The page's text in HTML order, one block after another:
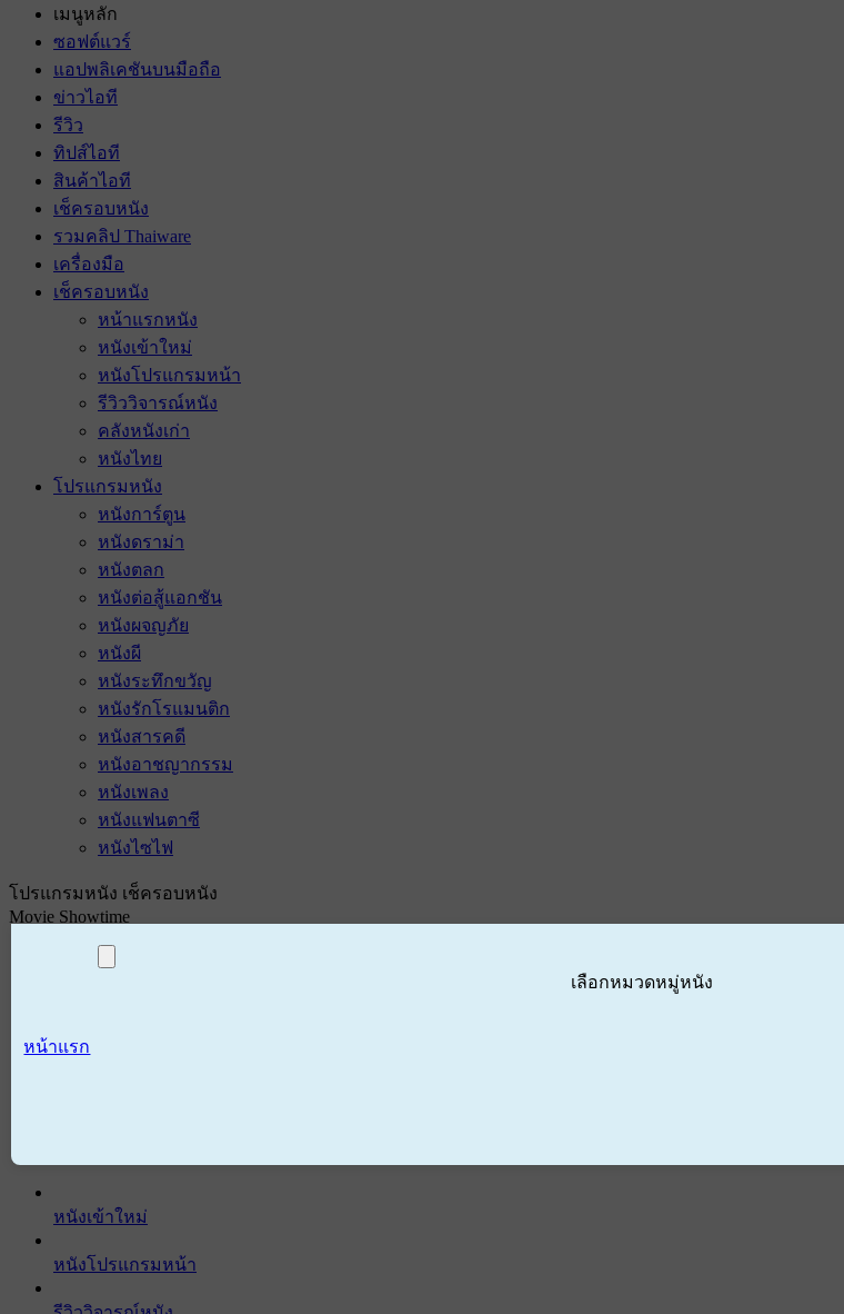
เมนูหลัก
ซอฟต์แวร์
แอปพลิเคชันบนมือถือ
ข่าวไอที
รีวิว
ทิปส์ไอที
สินค้าไอที
เช็ครอบหนัง
รวมคลิป Thaiware
เครื่องมือ
เช็ครอบหนัง
หน้าแรกหนัง
หนังเข้าใหม่
หนังโปรแกรมหน้า
รีวิววิจารณ์หนัง
คลังหนังเก่า
หนังไทย
โปรแกรมหนัง
หนังการ์ตูน
หนังดราม่า
หนังตลก
หนังต่อสู้แอกชัน
หนังผจญภัย
หนังผี
หนังระทึกขวัญ
หนังรักโรแมนติก
หนังสารคดี
หนังอาชญากรรม
หนังเพลง
หนังแฟนตาซี
หนังไซไฟ
โปรแกรมหนัง เช็ครอบหนัง
Movie Showtime
หน้าแรก
เลือกหมวดหมู่หนัง
หนังเข้าใหม่
หนังโปรแกรมหน้า